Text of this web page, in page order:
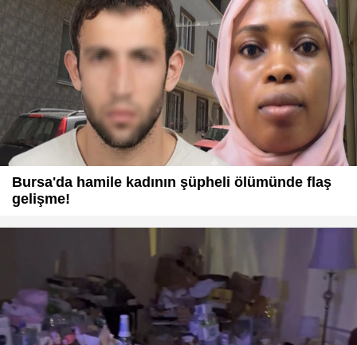
Bursa'da hamile kadının şüpheli ölümünde flaş
gelişme!